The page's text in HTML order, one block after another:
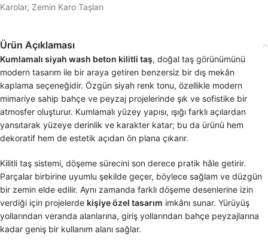
Karolar, Zemin Karo Taşları
Ürün Açıklaması
Kumlamalı siyah wash beton kilitli taş, doğal taş görünümünü
modern tasarım ile bir araya getiren benzersiz bir dış mekân
kaplama seçeneğidir. Özgün siyah renk tonu, özellikle modern
mimariye sahip bahçe ve peyzaj projelerinde şık ve sofistike bir
atmosfer oluşturur. Kumlamalı yüzey yapısı, ışığı farklı açılardan
yansıtarak yüzeye derinlik ve karakter katar; bu da ürünü hem
dekoratif hem de estetik açıdan ön plana çıkarır.
Kilitli taş sistemi, döşeme sürecini son derece pratik hâle getirir.
Parçalar birbirine uyumlu şekilde geçer, böylece sağlam ve düzgün
bir zemin elde edilir. Aynı zamanda farklı döşeme desenlerine izin
verdiği için projelerde kişiye özel tasarım imkânı sunar. Yürüyüş
yollarından veranda alanlarına, giriş yollarından bahçe peyzajlarına
kadar geniş bir kullanım alanı sağlar.